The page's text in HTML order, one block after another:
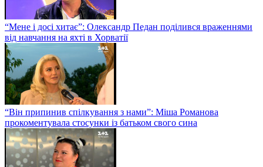
“Мене і досі хитає”: Олександр Педан поділився враженнями
від навчання на яхті в Хорватії
“Він припинив спілкування з нами”: Міша Романова
прокоментувала стосунки із батьком свого сина